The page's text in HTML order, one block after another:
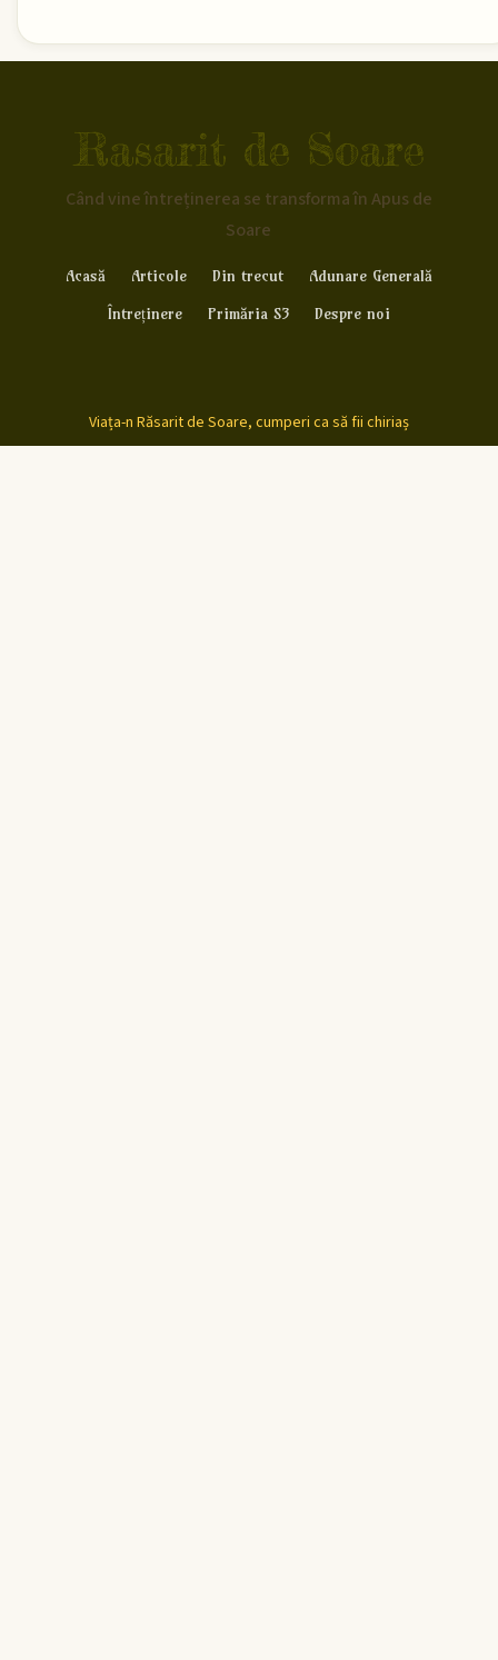
Rasarit de Soare
Când vine întreținerea se transforma în Apus de
Soare
Acasă Articole Din trecut
Adunare Generală
Întreținere
Primăria S3 Despre noi
Viața-n Răsarit de Soare, cumperi ca să fii chiriaș